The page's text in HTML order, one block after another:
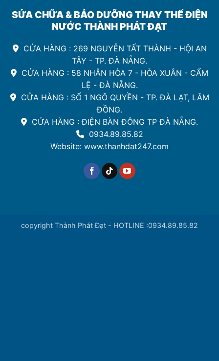
SỬA CHỮA & BẢO DƯỠNG THAY THẾ ĐIỆN
NƯỚC THÀNH PHÁT ĐẠT
CỬA HÀNG : 269 NGUYỄN TẤT THÀNH - HỘI AN
TÂY - TP. ĐÀ NẴNG.
CỬA HÀNG : 58 NHÂN HÒA 7 - HÒA XUÂN - CẨM
LỆ - ĐÀ NẴNG.
CỬA HÀNG : SỐ 1 NGÔ QUYỀN - TP. ĐÀ LẠT, LÂM
ĐỒNG.
CỬA HÀNG : ĐIỆN BÀN ĐÔNG TP ĐÀ NẴNG.
0934.89.85.82
Website: www.thanhdat247.com
copyright Thành Phát Đạt - HOTLINE :0934.89.85.82